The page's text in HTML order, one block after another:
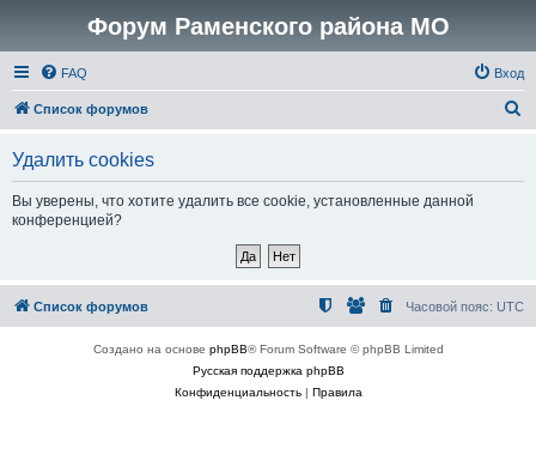
Форум Раменского района МО
FAQ Вход
Список форумов
Удалить cookies
Вы уверены, что хотите удалить все cookie, установленные данной
конференцией?
Список форумов Часовой пояс: UTC
Создано на основе phpBB® Forum Software © phpBB Limited
Русская поддержка phpBB
Конфиденциальность| Правила